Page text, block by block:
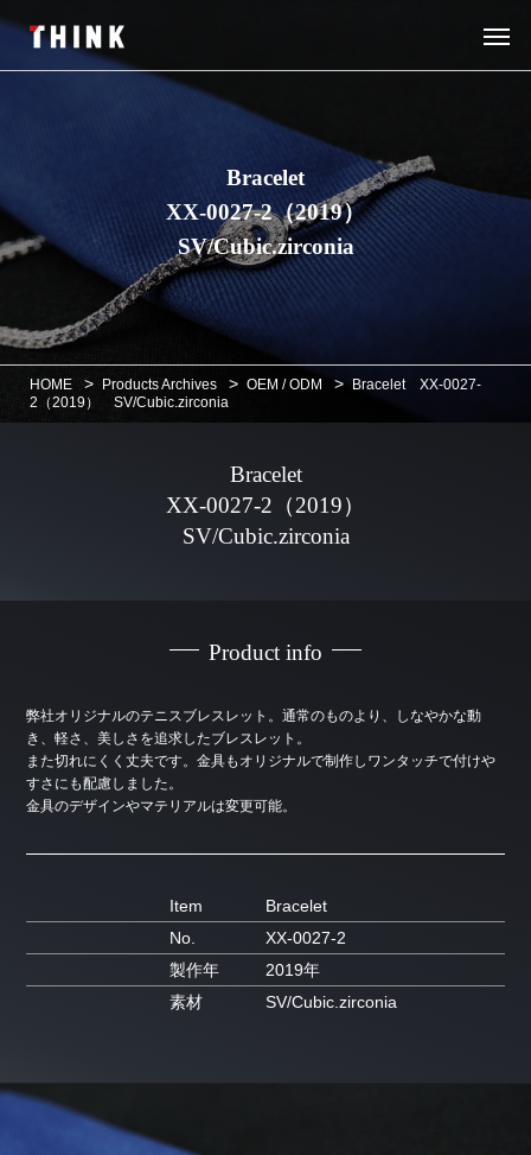
Bracelet
XX-0027-2（2019）
SV/Cubic.zirconia
HOME > Products Archives > OEM / ODM >
Bracelet XX-0027-
2（2019） SV/Cubic.zirconia
Bracelet
XX-0027-2（2019）
SV/Cubic.zirconia
Product info
弊社オリジナルのテニスブレスレット。通常のものより、しなやかな動
き、軽さ、美しさを追求したブレスレット。
また切れにくく丈夫です。金具もオリジナルで制作しワンタッチで付けや
すさにも配慮しました。
金具のデザインやマテリアルは変更可能。
Item
Bracelet
No.
XX-0027-2
製作年
2019年
素材
SV/Cubic.zirconia